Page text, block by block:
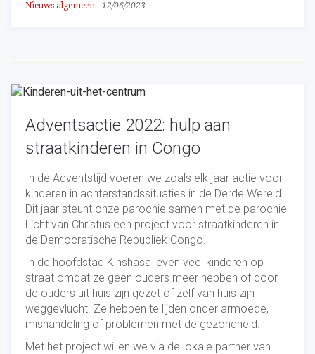
Nieuws algemeen - 12/06/2023
Adventsactie 2022: hulp aan
straatkinderen in Congo
In de Adventstijd voeren we zoals elk jaar actie voor
kinderen in achterstandssituaties in de Derde Wereld.
Dit jaar steunt onze parochie samen met de parochie
Licht van Christus een project voor straatkinderen in
de Democratische Republiek Congo.
In de hoofdstad Kinshasa leven veel kinderen op
straat omdat ze geen ouders meer hebben of door
de ouders uit huis zijn gezet of zelf van huis zijn
weggevlucht. Ze hebben te lijden onder armoede,
mishandeling of problemen met de gezondheid.
Met het project willen we via de lokale partner van